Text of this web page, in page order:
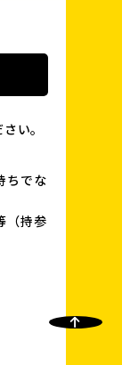
い。
ちでな
（持参